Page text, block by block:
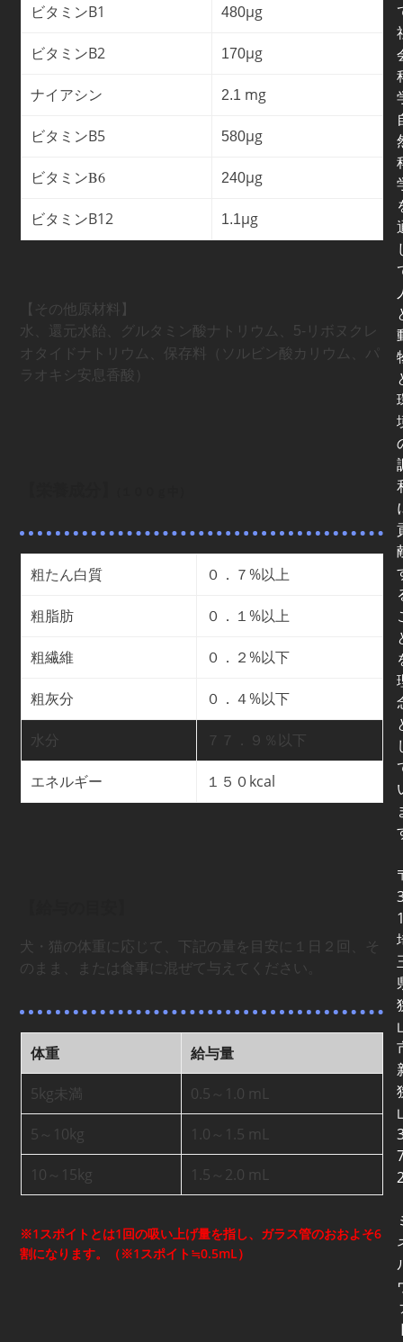
ビタミンB1 480μg
ビタミンB2 170μg
ナイアシン 2.1mg
ビタミンB5 580μg
ビタミンB6 240μg
ビタミンB12 1.1μg
【その他原材料】
水、還元水飴、グルタミン酸ナトリウム、
5-リボヌクレ
オタイドナトリウム、保存料（ソルビン酸カリウム、パ
ラオキシ安息香酸）
粗たん白質 ０．７ %以上
粗脂肪 ０．１ %以上
粗繊維 ０．２ %以下
粗灰分 ０．４%以下
水分 ７７．９％以下
エネルギー １５０ kcal
犬・猫の体重に応じて、下記の量を目安に１日２回、そ
のまま、または食事に混ぜて与えてください。
体重 給与量
5kg未満 0.5～1.0 mL
5～10kg 1.0～1.5 mL
10～15kg 1.5～2.0 mL
※1スポイトとは1回の吸い上げ量を指し、ガラス管のおおよそ6
割になります。（※1スポイト≒0.5mL）